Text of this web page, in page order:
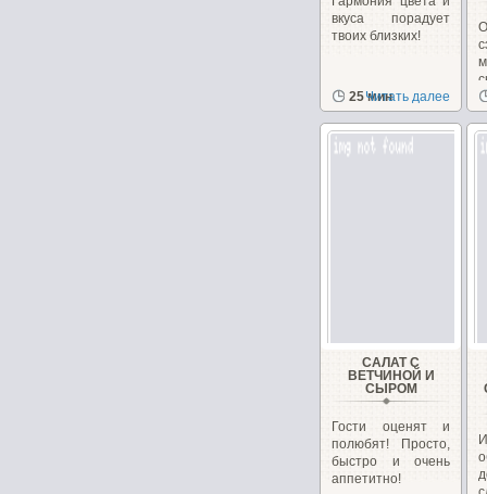
вкуса порадует
твоих близких!
25 мин
Читать далее
САЛАТ С
ВЕТЧИНОЙ И
СЫРОМ
Гости оценят и
полюбят! Просто,
быстро и очень
аппетитно!